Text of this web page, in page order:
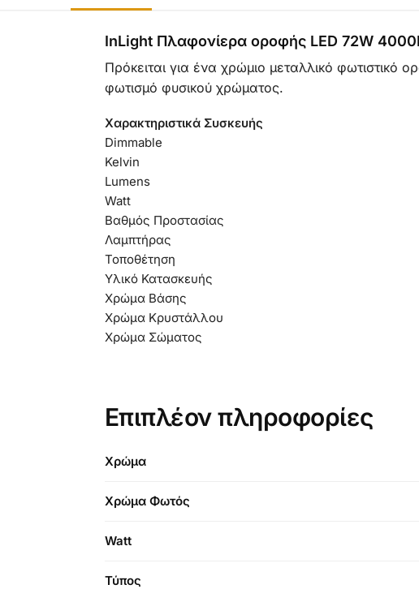
InLight Πλαφονίερα οροφής LED 72W
Πρόκειται για ένα χρώμιο μεταλλικό
φωτισμό φυσικού χρώματος.
Χαρακτηριστικά Συσκευής
Dimmable
Kelvin
Lumens
Watt
Βαθμός Προστασίας
Λαμπτήρας
Τοποθέτηση
Υλικό Κατασκευής
Χρώμα Βάσης
Χρώμα Κρυστάλλου
Χρώμα Σώματος
Επιπλέον πληροφορίες
Χρώμα
Χρώμα Φωτός
Watt
Τύπος